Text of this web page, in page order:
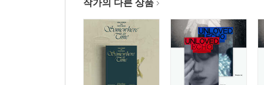
작가의 다른 상품